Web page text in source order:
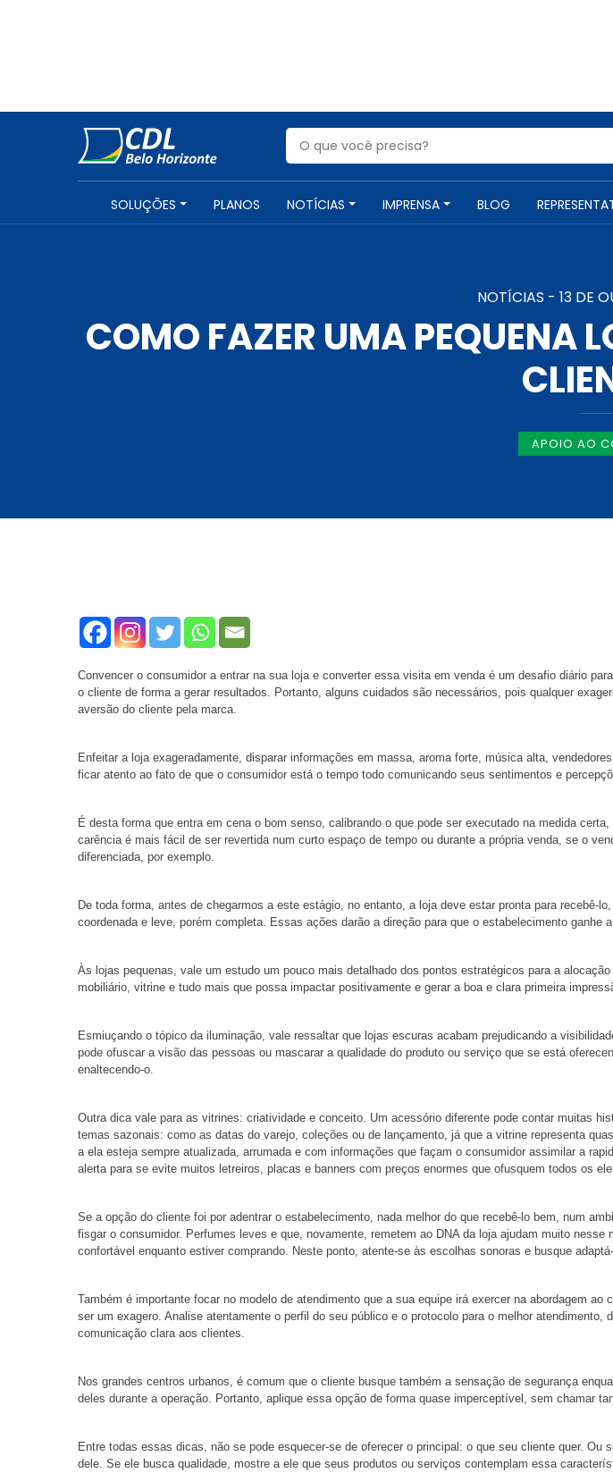
SOLUÇÕES PLANOS NOTÍCIAS IMPRENSA BLOG
NOTÍCIAS - 13 DE
COMO FAZER UMA PEQUENA
APOIO AO
Convencer o consumidor a entrar na sua loja e converter essa visita em venda é um desafio diário
o cliente de forma a gerar resultados. Portanto, alguns cuidados são necessários, pois qualquer
aversão do cliente pela marca.
Enfeitar a loja exageradamente, disparar informações em massa, aroma forte, música alta,
ficar atento ao fato de que o consumidor está o tempo todo comunicando seus sentimentos e
É desta forma que entra em cena o bom senso, calibrando o que pode ser executado na medida
carência é mais fácil de ser revertida num curto espaço de tempo ou durante a própria venda, se o
diferenciada, por exemplo.
De toda forma, antes de chegarmos a este estágio, no entanto, a loja deve estar pronta para
coordenada e leve, porém completa. Essas ações darão a direção para que o estabelecimento ganhe
Às lojas pequenas, vale um estudo um pouco mais detalhado dos pontos estratégicos para a
mobiliário, vitrine e tudo mais que possa impactar positivamente e gerar a boa e clara primeira
Esmiuçando o tópico da iluminação, vale ressaltar que lojas escuras acabam prejudicando a
pode ofuscar a visão das pessoas ou mascarar a qualidade do produto ou serviço que se está
enaltecendo-o.
Outra dica vale para as vitrines: criatividade e conceito. Um acessório diferente pode contar muitas
temas sazonais: como as datas do varejo, coleções ou de lançamento, já que a vitrine representa
a ela esteja sempre atualizada, arrumada e com informações que façam o consumidor assimilar a
alerta para se evite muitos letreiros, placas e banners com preços enormes que ofusquem todos os
Se a opção do cliente foi por adentrar o estabelecimento, nada melhor do que recebê-lo bem, num
fisgar o consumidor. Perfumes leves e que, novamente, remetem ao DNA da loja ajudam muito
confortável enquanto estiver comprando. Neste ponto, atente-se às escolhas sonoras e busque
Também é importante focar no modelo de atendimento que a sua equipe irá exercer na abordagem
ser um exagero. Analise atentamente o perfil do seu público e o protocolo para o melhor
comunicação clara aos clientes.
Nos grandes centros urbanos, é comum que o cliente busque também a sensação de segurança
deles durante a operação. Portanto, aplique essa opção de forma quase imperceptível, sem chamar
Entre todas essas dicas, não se pode esquecer-se de oferecer o principal: o que seu cliente quer.
dele. Se ele busca qualidade, mostre a ele que seus produtos ou serviços contemplam essa